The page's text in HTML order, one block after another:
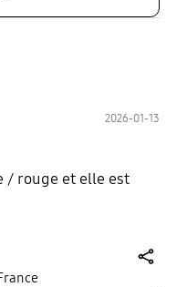
2026-01-13
/ rouge et elle est